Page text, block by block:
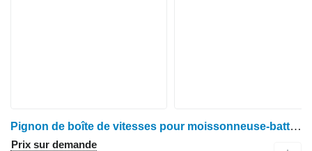
Pignon de boîte de vitesses pour moissonneuse-batteuse Deutz-Fahr M2680
Prix sur demande